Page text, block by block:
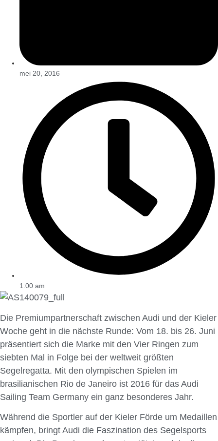
mei 20, 2016
1:00 am
Die Premiumpartnerschaft zwischen Audi und der Kieler
Woche geht in die nächste Runde: Vom 18. bis 26. Juni
präsentiert sich die Marke mit den Vier Ringen zum
siebten Mal in Folge bei der weltweit größten
Segelregatta. Mit den olympischen Spielen im
brasilianischen Rio de Janeiro ist 2016 für das Audi
Sailing Team Germany ein ganz besonderes Jahr.
Während die Sportler auf der Kieler Förde um Medaillen
kämpfen, bringt Audi die Faszination des Segelsports